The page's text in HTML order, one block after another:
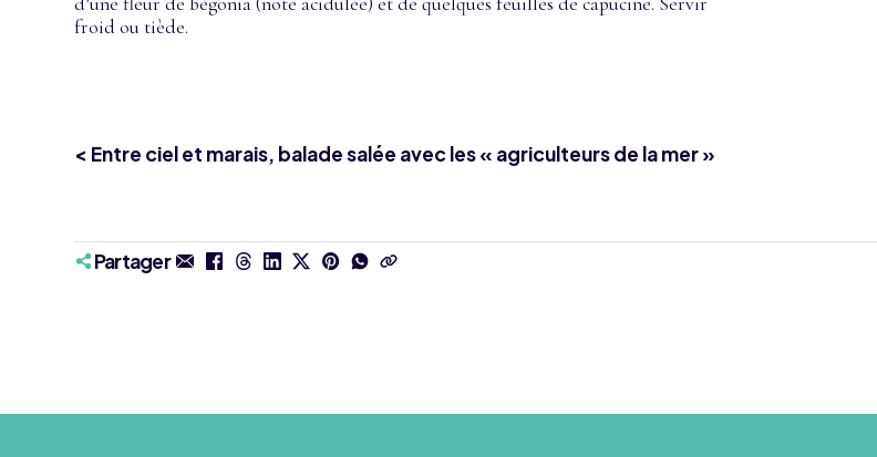
froid ou tiède.
< Entre ciel et marais, balade salée avec les « agriculteurs de la mer »
Partager